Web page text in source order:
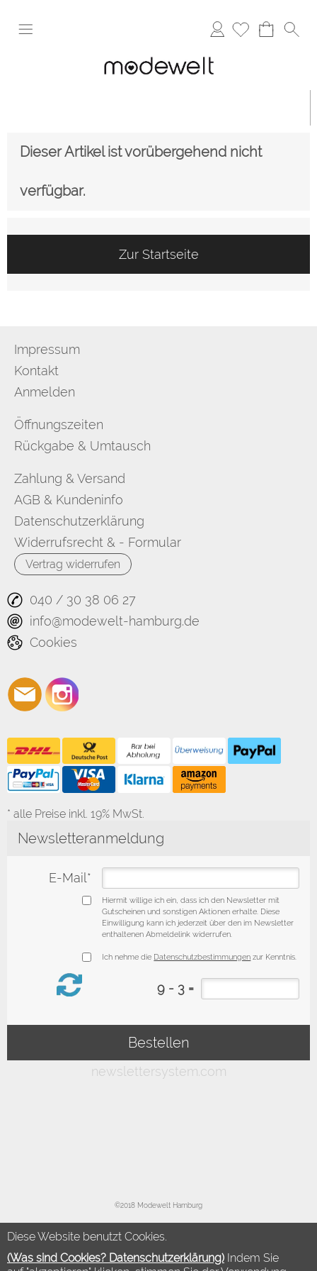
Diese Website benutzt Cookies.
(Was sind Cookies? Datenschutzerklärung) Indem Sie
Anmelden
Dieser Artikel ist vorübergehend nicht
verfügbar.
Zur Startseite
Impressum
Kontakt
Anmelden
Öffnungszeiten
Rückgabe & Umtausch
Zahlung & Versand
AGB & Kundeninfo
Datenschutzerklärung
Widerrufsrecht & - Formular
Vertrag widerrufen
040 / 30 38 06 27
info@modewelt-hamburg.de
Cookies
* alle Preise inkl. 19% MwSt.
©2018 Modewelt Hamburg